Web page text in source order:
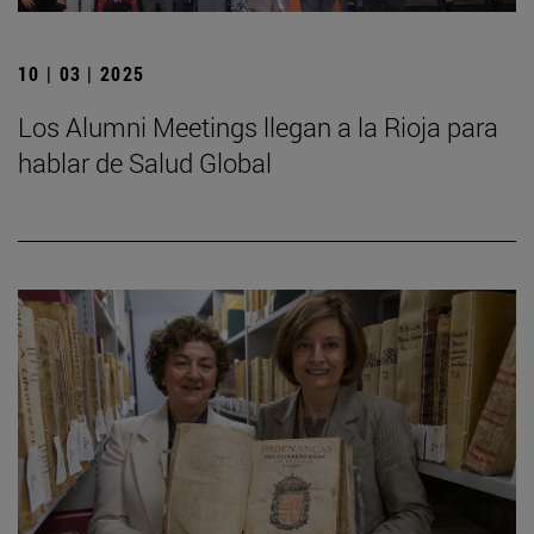
10 | 03 | 2025
Los Alumni Meetings llegan a la Rioja para
hablar de Salud Global